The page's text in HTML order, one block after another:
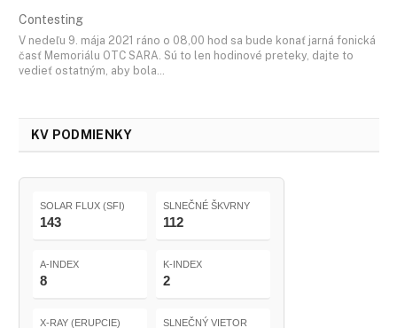
Contesting
V nedeľu 9. mája 2021 ráno o 08,00 hod sa bude konať jarná fonická
časť Memoriálu OTC SARA. Sú to len hodinové preteky, dajte to
vedieť ostatným, aby bola…
KV PODMIENKY
SOLAR FLUX (SFI)
143
SLNEČNÉ ŠKVRNY
112
A-INDEX
8
K-INDEX
2
X-RAY (ERUPCIE) SLNEČNÝ VIETOR